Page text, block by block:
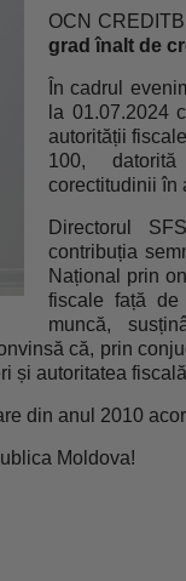
OCN
grad înalt de
În cadrul
la 01.07.2024
autorității
100,
corectitudinii în
Directorul
contribuția
Național prin
fiscale față
muncă,
că, prin
și autoritatea
din anul 2010
Moldova!